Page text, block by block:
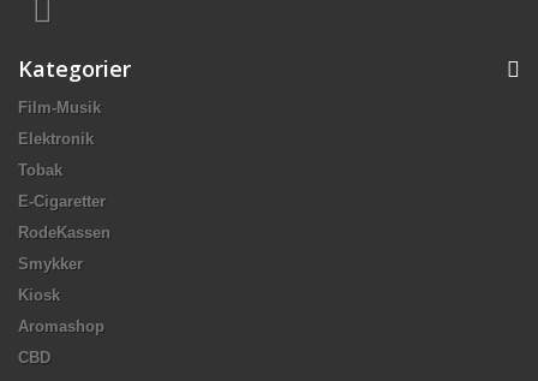
Kategorier
Film-Musik
Elektronik
Tobak
E-Cigaretter
RodeKassen
Smykker
Kiosk
Aromashop
CBD